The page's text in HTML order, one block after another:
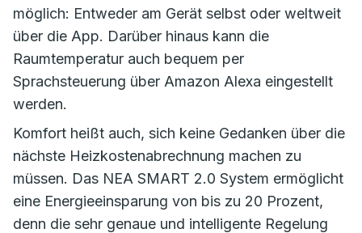
möglich: Entweder am Gerät selbst oder weltweit
über die App. Darüber hinaus kann die
Raumtemperatur auch bequem per
Sprachsteuerung über Amazon Alexa eingestellt
werden.
Komfort heißt auch, sich keine Gedanken über die
nächste Heizkostenabrechnung machen zu
müssen. Das NEA SMART 2.0 System ermöglicht
eine Energieeinsparung von bis zu 20 Prozent,
denn die sehr genaue und intelligente Regelung